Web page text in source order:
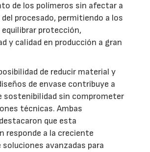
de los polímeros sin afectar a
procesado, permitiendo a los
protección,
y calidad en producción a gran
de reducir material y
de envase contribuye a
sostenibilidad sin comprometer
técnicas. Ambas
que esta
responde a la creciente
soluciones avanzadas para